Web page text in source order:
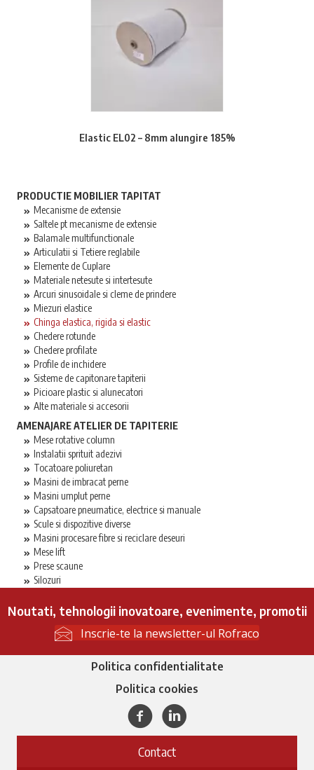
PRODUCTIE MOBILIER TAPITAT
Mecanisme de extensie
Saltele pt mecanisme de extensie
Balamale multifunctionale
Articulatii si Tetiere reglabile
Elemente de Cuplare
Materiale netesute si intertesute
Arcuri sinusoidale si cleme de prindere
Miezuri elastice
Chinga elastica, rigida si elastic
Chedere rotunde
Chedere profilate
Profile de inchidere
Sisteme de capitonare tapiterii
Picioare plastic si alunecatori
Alte materiale si accesorii
AMENAJARE ATELIER DE TAPITERIE
Mese rotative column
Instalatii sprituit adezivi
Tocatoare poliuretan
Masini de imbracat perne
Masini umplut perne
Capsatoare pneumatice, electrice si manuale
Scule si dispozitive diverse
Masini procesare fibre si reciclare deseuri
Mese lift
Prese scaune
Silozuri
Elastic EL02 – 8mm alungire 185%
Noutati, tehnologii inovatoare, evenimente, promotii
Inscrie-te la newsletter-ul Rofraco
Politica confidentialitate
Politica cookies
FacebookLinkedin
Contact